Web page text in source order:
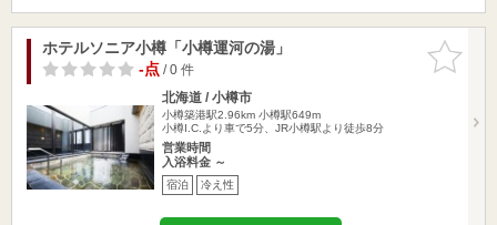
お気に入
りに追加
ホテルソニア小樽「小樽運河の湯」
-点/ 0 件
北海道 / 小樽市
小樽築港駅2.96km 小樽駅649m
小樽I.C.より車で5分、JR小樽駅より徒歩8分
営業時間
入浴料金 ～
宿泊 冷え性